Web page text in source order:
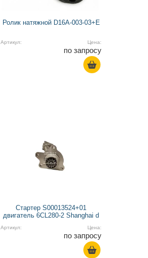
Ролик натяжной D16A-003-03+E
Артикул: Цена:
по запросу
Стартер S00013524+01
двигатель 6CL280-2 Shanghai d
Артикул: Цена:
по запросу